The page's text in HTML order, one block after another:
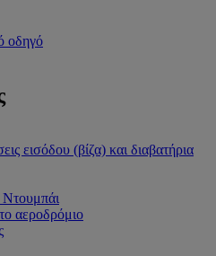
οδηγό
εισόδου (βίζα) και διαβατήρια
Ντουμπάι
αεροδρόμιο